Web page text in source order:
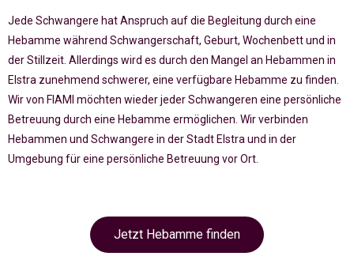
Jede Schwangere hat Anspruch auf die Begleitung durch eine
Hebamme während Schwangerschaft, Geburt, Wochenbett und in
der Stillzeit. Allerdings wird es durch den Mangel an Hebammen in
Elstra zunehmend schwerer, eine verfügbare Hebamme zu finden.
Wir von FIAMI möchten wieder jeder Schwangeren eine persönliche
Betreuung durch eine Hebamme ermöglichen. Wir verbinden
Hebammen und Schwangere in der Stadt Elstra und in der
Umgebung für eine persönliche Betreuung vor Ort.
Jetzt Hebamme finden